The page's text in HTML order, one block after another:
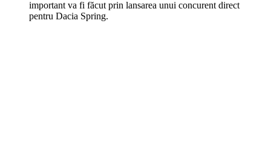
important va fi făcut prin lansarea unui concurent direct
pentru Dacia Spring.